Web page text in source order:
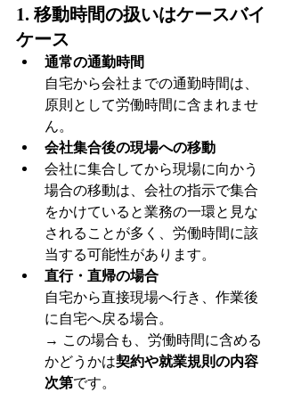
1. 移動時間の扱いはケースバイ
ケース
通常の通勤時間
自宅から会社までの通勤時間は、
原則として労働時間に含まれませ
ん。
会社集合後の現場への移動
会社に集合してから現場に向かう
場合の移動は、会社の指示で集合
をかけていると業務の一環と見な
されることが多く、労働時間に該
当する可能性があります。
直行・直帰の場合
自宅から直接現場へ行き、作業後
に自宅へ戻る場合。
→ この場合も、労働時間に含める
かどうかは契約や就業規則の内容
次第です。